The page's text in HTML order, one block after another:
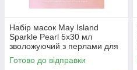
Набір масок May Island
Sparkle Pearl 5х30 мл
зволожуючий з перлами для
сяйва шкіри проти зморшок
Мей Айленд
Готово до відправки